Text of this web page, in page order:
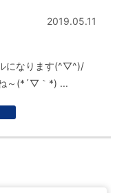
2019.05.11
イベントが満載でワクワクしますね～(*´▽｀*) ...